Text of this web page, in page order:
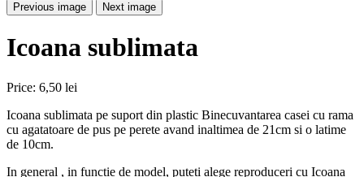
Previous image Next image
Icoana sublimata
Price: 6,50 lei
Icoana sublimata pe suport din plastic Binecuvantarea casei cu rama
cu agatatoare de pus pe perete avand inaltimea de 21cm si o latime
de 10cm.
In general , in functie de model, puteti alege reproduceri cu Icoana